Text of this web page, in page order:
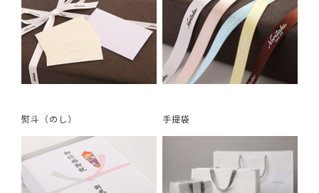
熨斗（のし） 手提袋